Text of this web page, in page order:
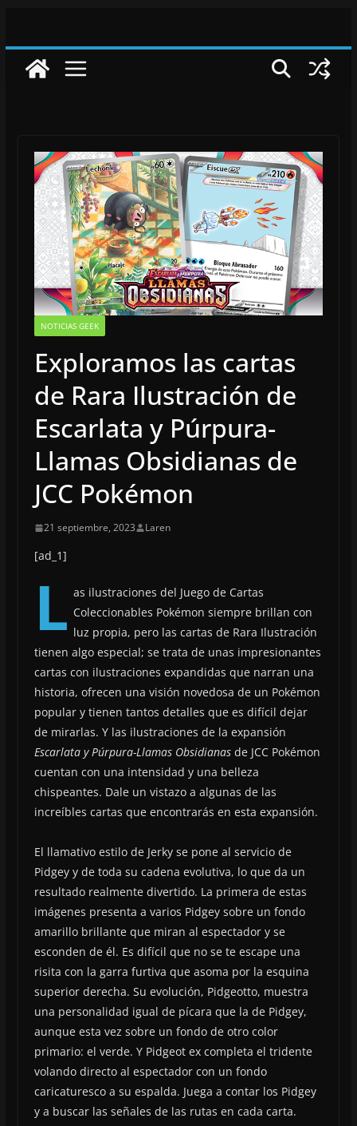
contenido
NOTICIAS GEEK
Exploramos las cartas
de Rara Ilustración de
Escarlata y Púrpura-
Llamas Obsidianas de
JCC Pokémon
21 septiembre, 2023 Laren
[ad_1]
L as ilustraciones del Juego de Cartas
Coleccionables Pokémon siempre brillan con
luz propia, pero las cartas de Rara Ilustración
tienen algo especial; se trata de unas impresionantes
cartas con ilustraciones expandidas que narran una
historia, ofrecen una visión novedosa de un Pokémon
popular y tienen tantos detalles que es difícil dejar
de mirarlas. Y las ilustraciones de la expansión
Escarlata y Púrpura-Llamas Obsidianasde JCC Pokémon
cuentan con una intensidad y una belleza
chispeantes. Dale un vistazo a algunas de las
increíbles cartas que encontrarás en esta expansión.
El llamativo estilo de Jerky se pone al servicio de
Pidgey y de toda su cadena evolutiva, lo que da un
resultado realmente divertido. La primera de estas
imágenes presenta a varios Pidgey sobre un fondo
amarillo brillante que miran al espectador y se
esconden de él. Es difícil que no se te escape una
risita con la garra furtiva que asoma por la esquina
superior derecha. Su evolución, Pidgeotto, muestra
una personalidad igual de pícara que la de Pidgey,
aunque esta vez sobre un fondo de otro color
primario: el verde. Y Pidgeot ex completa el tridente
volando directo al espectador con un fondo
caricaturesco a su espalda. Juega a contar los Pidgey
y a buscar las señales de las rutas en cada carta.